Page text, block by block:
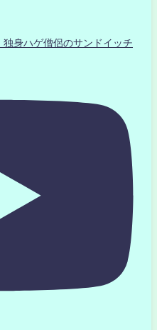
身ハゲ僧侶のサンドイッチ